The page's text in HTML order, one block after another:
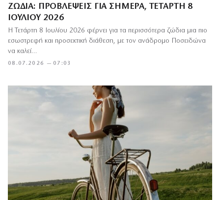
ΖΏΔΙΑ: ΠΡΟΒΛΈΨΕΙΣ ΓΙΑ ΣΉΜΕΡΑ, ΤΕΤΆΡΤΗ 8
ΙΟΥΛΊΟΥ 2026
08.07.2026 — 07:03
Η Τετάρτη 8 Ιουλίου 2026 φέρνει για τα περισσότερα ζώδια μια πιο
εσωστρεφή και προσεκτική διάθεση, με τον ανάδρομο Ποσειδώνα
να καλεί…